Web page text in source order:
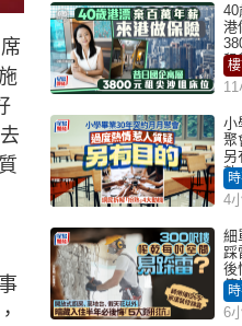
40
港
租
小
聚
另
熟
4
細
踩
後
傳
6